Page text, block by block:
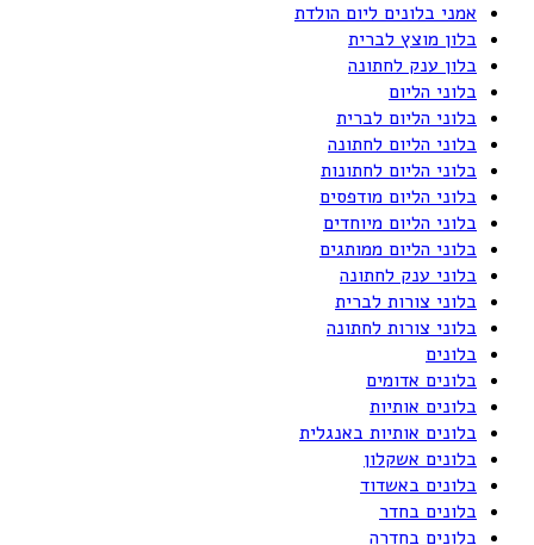
אמני בלונים ליום הולדת
בלון מוצץ לברית
בלון ענק לחתונה
בלוני הליום
בלוני הליום לברית
בלוני הליום לחתונה
בלוני הליום לחתונות
בלוני הליום מודפסים
בלוני הליום מיוחדים
בלוני הליום ממותגים
בלוני ענק לחתונה
בלוני צורות לברית
בלוני צורות לחתונה
בלונים
בלונים אדומים
בלונים אותיות
בלונים אותיות באנגלית
בלונים אשקלון
בלונים באשדוד
בלונים בחדר
בלונים בחדרה